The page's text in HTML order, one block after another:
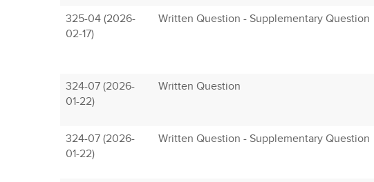
325-04 (2026-
02-17)
Written Question - Supplementary Question
324-07 (2026-
01-22)
Written Question
324-07 (2026-
01-22)
Written Question - Supplementary Question